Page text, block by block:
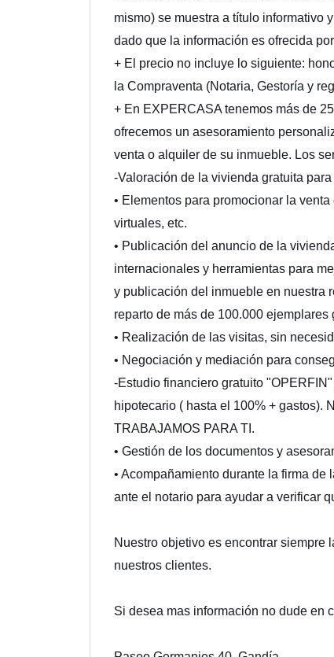
mismo) se muestra a título informativo
dado que la información es ofrecida
+ El precio no incluye lo siguiente:
la Compraventa (Notaria, Gestoría y
+ En EXPERCASA tenemos más de
ofrecemos un asesoramiento
venta o alquiler de su inmueble. Los
-Valoración de la vivienda gratuita
• Elementos para promocionar la
virtuales, etc.
• Publicación del anuncio de la
internacionales y herramientas para
y publicación del inmueble en nuestra
reparto de más de 100.000
• Realización de las visitas, sin
• Negociación y mediación para
-Estudio financiero gratuito
hipotecario ( hasta el 100% + gastos).
TRABAJAMOS PARA TI.
• Gestión de los documentos y
• Acompañamiento durante la firma
ante el notario para ayudar a verificar
Nuestro objetivo es encontrar
nuestros clientes.
Si desea mas información no dude en